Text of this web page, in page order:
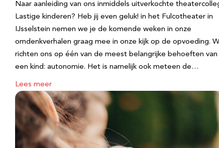
Naar aanleiding van ons inmiddels uitverkochte
Lastige kinderen? Heb jij even geluk! in het Fulcotheater in
IJsselstein nemen we je de komende weken in onze
omdenkverhalen graag mee in onze kijk op de opvoeding.
richten ons op één van de meest belangrijke behoeften van
een kind: autonomie. Het is namelijk ook meteen de…
Lees meer